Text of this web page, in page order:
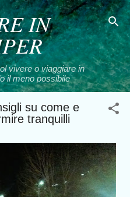
principali
IN
vivere o viaggiare in
il meno possibile
su come e
tranquilli